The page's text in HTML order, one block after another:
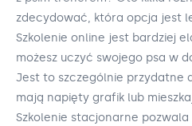
zdecydować, która opcja jest
Szkolenie online jest bardziej
możesz uczyć swojego psa w
Jest to szczególnie przydatne
mają napięty grafik lub
Szkolenie stacjonarne